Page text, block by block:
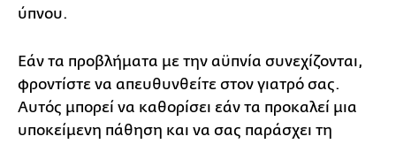
ύπνου.
Εάν τα προβλήματα με την αϋπνία συνεχίζονται,
φροντίστε να απευθυνθείτε στον γιατρό σας.
Αυτός μπορεί να καθορίσει εάν τα προκαλεί μια
υποκείμενη πάθηση και να σας παράσχει τη